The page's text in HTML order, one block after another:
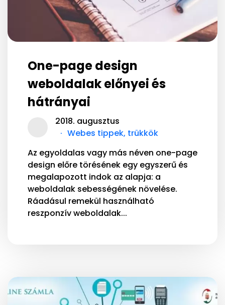
One-page design
weboldalak előnyei és
hátrányai
2018. augusztus
Webes tippek, trükkök
Az egyoldalas vagy más néven one-page
design előre törésének egy egyszerű és
megalapozott indok az alapja: a
weboldalak sebességének növelése.
Ráadásul remekül használható
reszponzív weboldalak...